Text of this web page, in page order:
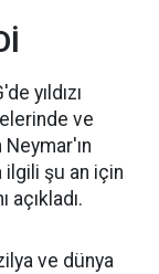
yıldızı
ve
şu an için
açıkladı.
ve dünya